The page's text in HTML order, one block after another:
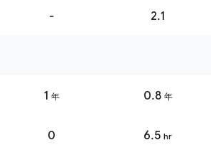
- 2.1
1 年 0.8 年
0 6.5 hr